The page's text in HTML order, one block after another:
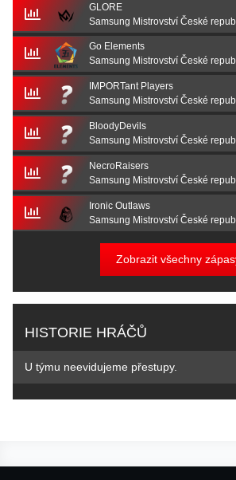
GLORE
Samsung Mistrovství České
Go Elements
Samsung Mistrovství České
IMPORTant Players
BloodyDevils
NecroRaisers
Ironic Outlaws
Zobrazit všechny
HISTORIE HRÁČŮ
U týmu neevidujeme přestupy.